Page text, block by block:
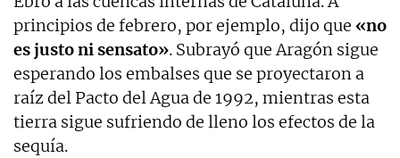
principios de febrero, por ejemplo, dijo que «no
es justo ni sensato». Subrayó que Aragón sigue
esperando los embalses que se proyectaron a
raíz del Pacto del Agua de 1992, mientras esta
tierra sigue sufriendo de lleno los efectos de la
sequía.